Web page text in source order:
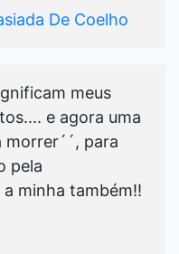
De Coelho
meus
e agora uma
morrer´´, para
pela
minha também!!